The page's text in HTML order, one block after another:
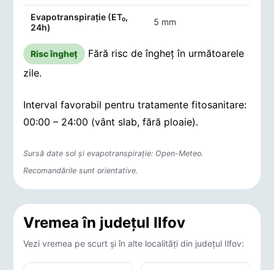
Evapotranspirație (ET₀,
24h)
5 mm
Risc îngheț
Fără risc de îngheț în următoarele
zile.
Interval favorabil pentru tratamente fitosanitare:
00:00 – 24:00 (vânt slab, fără ploaie).
Sursă date sol și evapotranspirație: Open-Meteo.
Recomandările sunt orientative.
Vremea în județul Ilfov
Vezi vremea pe scurt și în alte localități din județul Ilfov: